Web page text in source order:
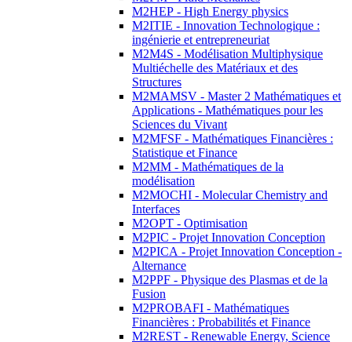
M2HEP - High Energy physics
M2ITIE - Innovation Technologique :
ingénierie et entrepreneuriat
M2M4S - Modélisation Multiphysique
Multiéchelle des Matériaux et des
Structures
M2MAMSV - Master 2 Mathématiques et
Applications - Mathématiques pour les
Sciences du Vivant
M2MFSF - Mathématiques Financières :
Statistique et Finance
M2MM - Mathématiques de la
modélisation
M2MOCHI - Molecular Chemistry and
Interfaces
M2OPT - Optimisation
M2PIC - Projet Innovation Conception
M2PICA - Projet Innovation Conception -
Alternance
M2PPF - Physique des Plasmas et de la
Fusion
M2PROBAFI - Mathématiques
Financières : Probabilités et Finance
M2REST - Renewable Energy, Science